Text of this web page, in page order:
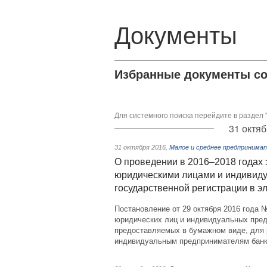
Документы
Избранные документы
Для системного поиска перейдите в
31
31 октября 2016 Малое и среднее
О проведении в 2016–2018
юридическими лицами и
государственной регистрации в
Постановление от 29 октября 2016 года
юридических лиц и индивидуальных
предоставляемых в бумажном виде, для
индивидуальным предпринимателям